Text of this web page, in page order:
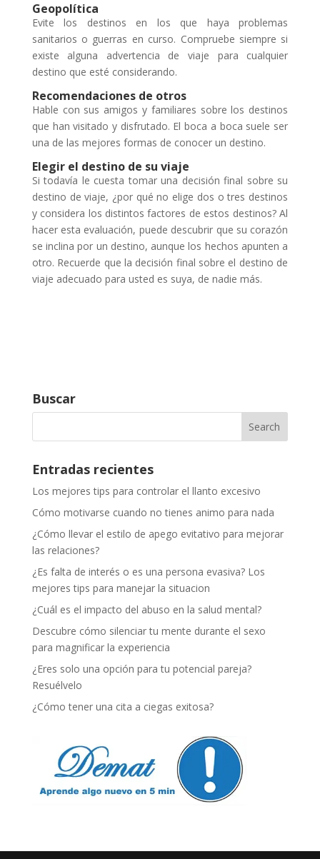
Geopolítica
Evite los destinos en los que haya problemas
sanitarios o guerras en curso. Compruebe siempre si
existe alguna advertencia de viaje para cualquier
destino que esté considerando.
Recomendaciones de otros
Hable con sus amigos y familiares sobre los destinos
que han visitado y disfrutado. El boca a boca suele ser
una de las mejores formas de conocer un destino.
Elegir el destino de su viaje
Si todavía le cuesta tomar una decisión final sobre su
destino de viaje, ¿por qué no elige dos o tres destinos
y considera los distintos factores de estos destinos? Al
hacer esta evaluación, puede descubrir que su corazón
se inclina por un destino, aunque los hechos apunten a
otro. Recuerde que la decisión final sobre el destino de
viaje adecuado para usted es suya, de nadie más.
Buscar
Entradas recientes
Los mejores tips para controlar el llanto excesivo
Cómo motivarse cuando no tienes animo para nada
¿Cómo llevar el estilo de apego evitativo para mejorar
las relaciones?
¿Es falta de interés o es una persona evasiva? Los
mejores tips para manejar la situacion
¿Cuál es el impacto del abuso en la salud mental?
Descubre cómo silenciar tu mente durante el sexo
para magnificar la experiencia
¿Eres solo una opción para tu potencial pareja?
Resuélvelo
¿Cómo tener una cita a ciegas exitosa?